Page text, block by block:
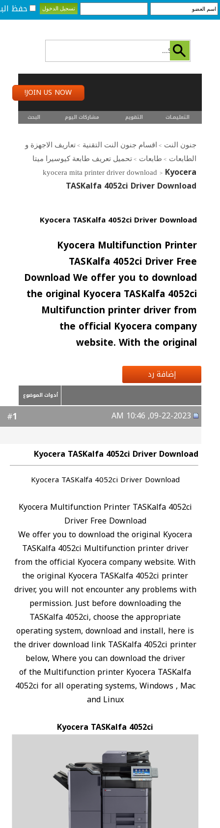
حفظ
JOIN US NOW!
التعليمـــات التقويم مشاركات اليوم البحث
جنون النت > اقسام جنون النت التقنية > تعاريف الاجهزة و
الطابعات > طابعات > تحميل تعريف طابعة كيوسيرا ميتا
kyocera mita printer driver download > Kyocera
TASKalfa 4052ci Driver Download
Kyocera TASKalfa 4052ci Driver Download
Kyocera Multifunction Printer
TASKalfa 4052ci Driver Free
Download We offer you to download
the original Kyocera TASKalfa 4052ci
Multifunction printer driver from
the official Kyocera company
website. With the original
إضافة رد
أدوات الموضوع
1
Kyocera TASKalfa 4052ci Driver Download
Kyocera TASKalfa 4052ci Driver Download
Kyocera Multifunction Printer TASKalfa 4052ci
Driver Free Download
We offer you to download the original Kyocera
TASKalfa 4052ci Multifunction printer driver
from the official Kyocera company website. With
the original Kyocera TASKalfa 4052ci printer
driver, you will not encounter any problems with
permission. Just before downloading the
TASKalfa 4052ci, choose the appropriate
operating system, download and install, here is
the driver download link TASKalfa 4052ci printer
below, Where you can download the driver
of the Multifunction printer Kyocera TASKalfa
4052ci for all operating systems, Windows , Mac
and Linux
Kyocera TASKalfa 4052ci